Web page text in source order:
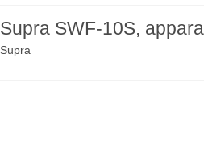
Supra SWF-10S,
Supra